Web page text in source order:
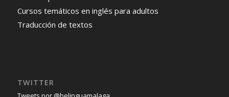
Cursos temáticos en inglés para adultos
Traducción de textos
TWITTER